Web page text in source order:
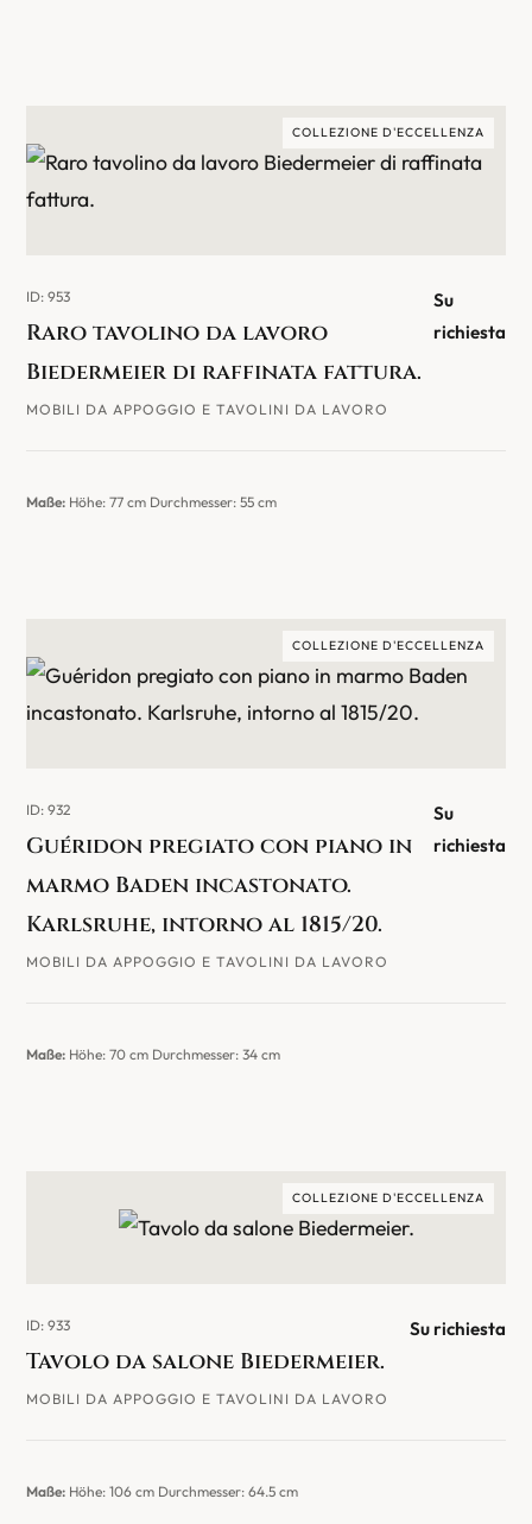
COLLEZIONE D'ECCELLENZA
ID: 953
Raro tavolino da lavoro
Biedermeier di raffinata fattura.
MOBILI DA APPOGGIO E TAVOLINI DA LAVORO
Su
richiesta
Maße: Höhe: 77 cm Durchmesser: 55 cm
COLLEZIONE D'ECCELLENZA
ID: 932
Guéridon pregiato con piano in
marmo Baden incastonato.
Karlsruhe, intorno al 1815/20.
MOBILI DA APPOGGIO E TAVOLINI DA LAVORO
Su
richiesta
Maße: Höhe: 70 cm Durchmesser: 34 cm
COLLEZIONE D'ECCELLENZA
ID: 933
Tavolo da salone Biedermeier.
MOBILI DA APPOGGIO E TAVOLINI DA LAVORO
Su richiesta
Maße: Höhe: 106 cm Durchmesser: 64.5 cm